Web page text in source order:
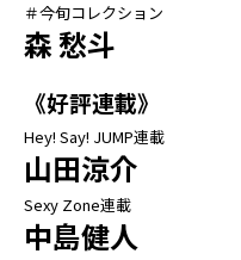
＃今旬コレクション
森 愁斗
《好評連載》
Hey! Say! JUMP連載
山田涼介
Sexy Zone連載
中島健人